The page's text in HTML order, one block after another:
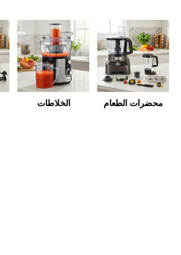
محضرات الطعام الخلاطات